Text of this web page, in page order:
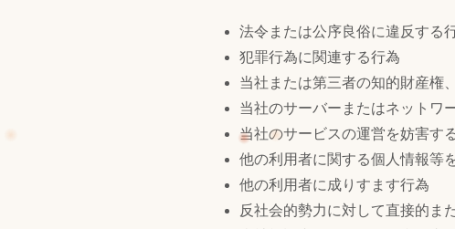
法令または公序良俗に違反する
犯罪行為に関連する行為
当社または第三者の知的財産権
当社のサーバーまたはネットワ
当社のサービスの運営を妨害す
他の利用者に関する個人情報等
他の利用者に成りすます行為
反社会的勢力に対して直接的ま